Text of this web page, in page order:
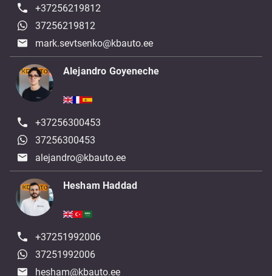
+37256219812
37256219812
mark.sevtsenko@kbauto.ee
Alejandro Goyeneche
+37256300453
37256300453
alejandro@kbauto.ee
Hesham Haddad
+37251992006
37251992006
hesham@kbauto.ee